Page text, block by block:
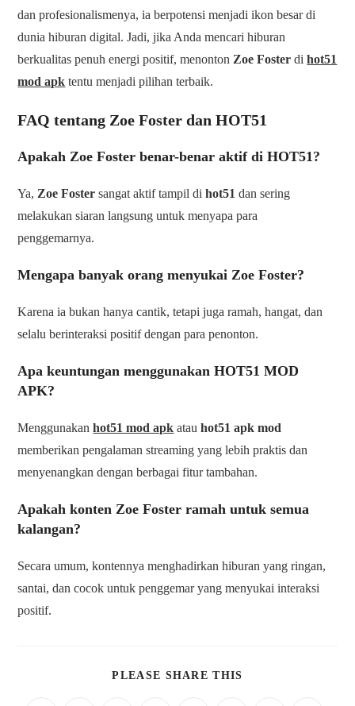
dan profesionalismenya, ia berpotensi menjadi ikon besar di
dunia hiburan digital. Jadi, jika Anda mencari hiburan
berkualitas penuh energi positif, menonton Zoe Foster dihot51
mod apk tentu menjadi pilihan terbaik.
FAQ tentang Zoe Foster dan HOT51
Apakah Zoe Foster benar-benar aktif di HOT51?
Ya, Zoe Foster sangat aktif tampil dihot51 dan sering
melakukan siaran langsung untuk menyapa para
penggemarnya.
Mengapa banyak orang menyukai Zoe Foster?
Karena ia bukan hanya cantik, tetapi juga ramah, hangat, dan
selalu berinteraksi positif dengan para penonton.
Apa keuntungan menggunakan HOT51 MOD
APK?
Menggunakanhot51 mod apk atauhot51 apk mod
memberikan pengalaman streaming yang lebih praktis dan
menyenangkan dengan berbagai fitur tambahan.
Apakah konten Zoe Foster ramah untuk semua
kalangan?
Secara umum, kontennya menghadirkan hiburan yang ringan,
santai, dan cocok untuk penggemar yang menyukai interaksi
positif.
PLEASE SHARE THIS